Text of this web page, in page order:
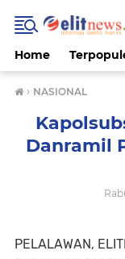
Home
› NASIONAL
Danramil
PELALAWAN,